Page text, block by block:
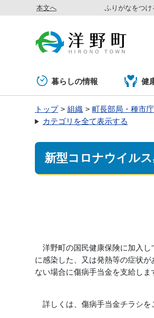
本文へ ふりがなをつけ
暮らしの情報 健
トップ 組織 町長部局・種市
カテゴリを全て表示する
新型コロナウイル
洋野町の国民健康保険に加入
に感染した、又は発熱等の症状
ない場合に傷病手当金を支給しま
詳しくは、傷病手当金チラシを